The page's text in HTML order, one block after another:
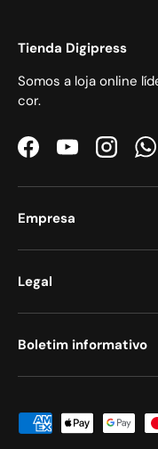
Tienda Digipress
Somos a loja online
cor.
FacebookYouTubeInstagram
Empresa
Legal
Boletim informativo
Métodos de